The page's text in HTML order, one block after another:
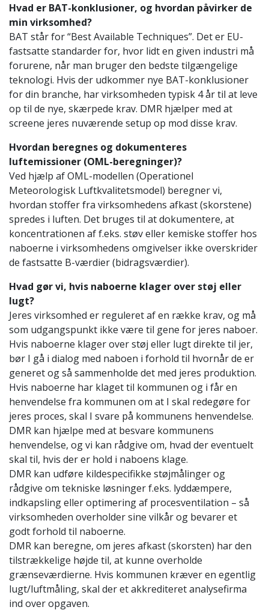
Hvad er BAT-konklusioner, og hvordan påvirker de
min virksomhed?
BAT står for “Best Available Techniques”. Det er EU-
fastsatte standarder for, hvor lidt en given industri må
forurene, når man bruger den bedste tilgængelige
teknologi. Hvis der udkommer nye BAT-konklusioner
for din branche, har virksomheden typisk 4 år til at leve
op til de nye, skærpede krav. DMR hjælper med at
screene jeres nuværende setup op mod disse krav.
Hvordan beregnes og dokumenteres
luftemissioner (OML-beregninger)?
Ved hjælp af OML-modellen (Operationel
Meteorologisk Luftkvalitetsmodel) beregner vi,
hvordan stoffer fra virksomhedens afkast (skorstene)
spredes i luften. Det bruges til at dokumentere, at
koncentrationen af f.eks. støv eller kemiske stoffer hos
naboerne i virksomhedens omgivelser ikke overskrider
de fastsatte B-værdier (bidragsværdier).
Hvad gør vi, hvis naboerne klager over støj eller
lugt?
Jeres virksomhed er reguleret af en række krav, og må
som udgangspunkt ikke være til gene for jeres naboer.
Hvis naboerne klager over støj eller lugt direkte til jer,
bør I gå i dialog med naboen i forhold til hvornår de er
generet og så sammenholde det med jeres produktion.
Hvis naboerne har klaget til kommunen og i får en
henvendelse fra kommunen om at I skal redegøre for
jeres proces, skal I svare på kommunens henvendelse.
DMR kan hjælpe med at besvare kommunens
henvendelse, og vi kan rådgive om, hvad der eventuelt
skal til, hvis der er hold i naboens klage.
DMR kan udføre kildespecifikke støjmålinger og
rådgive om tekniske løsninger f.eks. lyddæmpere,
indkapsling eller optimering af procesventilation – så
virksomheden overholder sine vilkår og bevarer et
godt forhold til naboerne.
DMR kan beregne, om jeres afkast (skorsten) har den
tilstrækkelige højde til, at kunne overholde
grænseværdierne. Hvis kommunen kræver en egentlig
lugt/luftmåling, skal der et akkrediteret analysefirma
ind over opgaven.